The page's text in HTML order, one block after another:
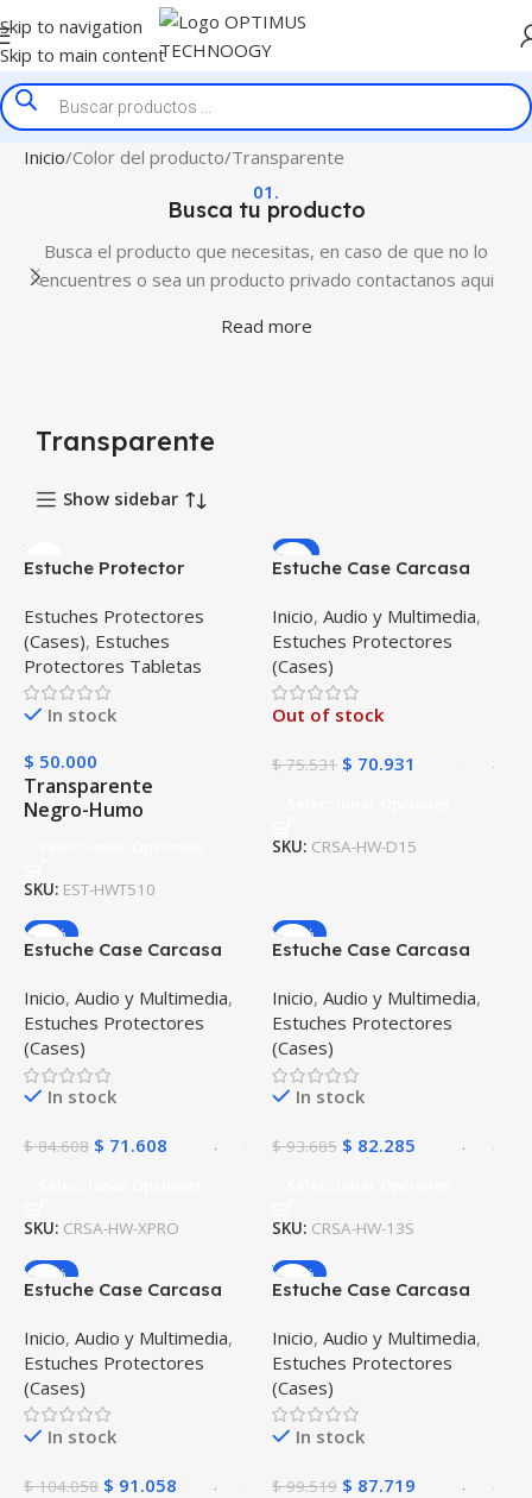
Skip to navigation
Skip to main content
Inicio Color del producto Transparente
01.
Busca tu producto
Busca el producto que necesitas, en caso de que no lo
encuentres o sea un producto privado contactanos aqui
Read more
Transparente
Show sidebar
Estuche Protector
Estuches Protectores
(Cases), Estuches
Protectores Tabletas
In stock
$ 50.000
Transparente
Negro-Humo
SKU: EST-HWT510
-6%
Estuche Case Carcasa
Huawei D15
Inicio, Audio y Multimedia,
Estuches Protectores
(Cases)
Out of stock
$75.531 $ 70.931
SKU: CRSA-HW-D15
-15%
Estuche Case Carcasa
MateBook Huawei XPro
2021
Inicio, Audio y Multimedia,
Estuches Protectores
(Cases)
In stock
$84.608 $ 71.608
SKU: CRSA-HW-XPRO
-12%
Estuche Case Carcasa
MateBook Huawei 13S
2021 EMD-W56
Inicio, Audio y Multimedia,
Estuches Protectores
(Cases)
In stock
$93.685 $ 82.285
SKU: CRSA-HW-13S
-12%
Estuche Case Carcasa
MateBook Huawei X 2020
/ 2021 13 Pulgadas
Inicio, Audio y Multimedia,
Estuches Protectores
(Cases)
In stock
$104.058 $ 91.058
-12%
Estuche Case Carcasa
MateBook Huawei 14S
2021 HKD-W76
Inicio, Audio y Multimedia,
Estuches Protectores
(Cases)
In stock
$99.519 $ 87.719